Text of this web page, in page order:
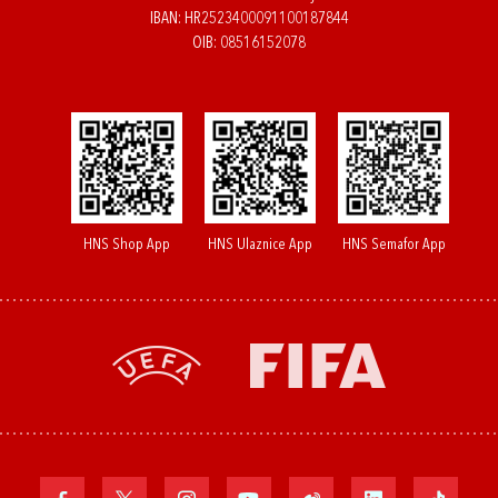
IBAN: HR2523400091100187844
OIB: 08516152078
HNS Shop App HNS Ulaznice App HNS Semafor App